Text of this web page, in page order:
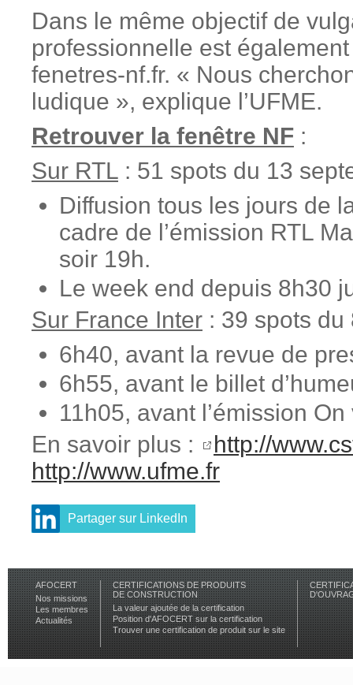
Dans le même objectif de
professionnelle est
fenetres-nf.fr. « Nous
ludique », explique l’UFME.
Retrouver la fenêtre NF :
Sur RTL : 51 spots du 13
Diffusion tous les jours de
cadre de l’émission RTL
soir 19h.
Le week end depuis 8h30
Sur France Inter : 39 spots
6h40, avant la revue de
6h55, avant le billet
11h05, avant l’émission
En savoir plus :
http://
http://www.ufme.fr
Partager sur LinkedIn
AFOCERT
Nos missions
Les membres
Actualités
CERTIFICATIONS DE PRODUITS
DE CONSTRUCTION
La valeur ajoutée de la certification
Position d'AFOCERT sur la certification
Trouver une certification de produit sur le site